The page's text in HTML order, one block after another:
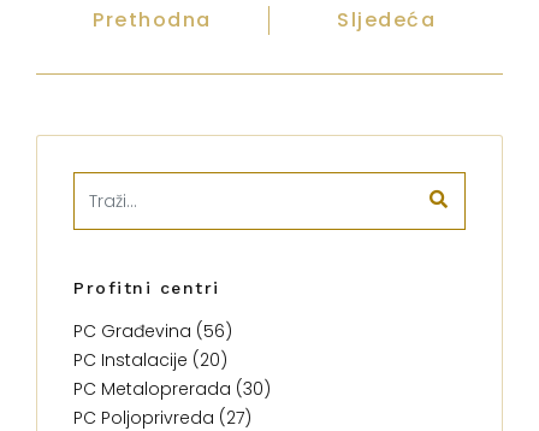
Prethodna Sljedeća
Profitni centri
PC Građevina (56)
PC Instalacije (20)
PC Metaloprerada (30)
PC Poljoprivreda (27)